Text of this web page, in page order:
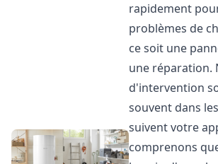
rapidement
problèmes de
ce soit une
une réparation.
d'intervention
souvent dans
suivent votre
comprenons